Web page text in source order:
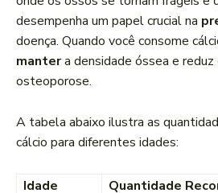
desempenha um papel crucial na
doença. Quando você consome
mantera densidade óssea e reduz
osteoporose.
A tabela abaixo ilustra as
cálcio para diferentes idades:
Idade
Quantidade